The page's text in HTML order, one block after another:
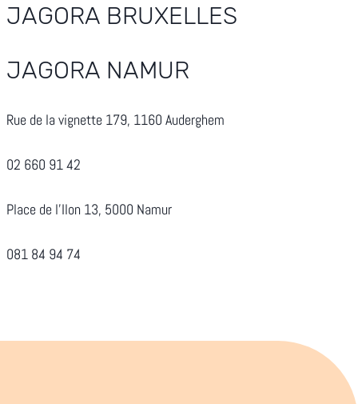
JAGORA BRUXELLES
JAGORA NAMUR
Rue de la vignette 179, 1160 Auderghem
02 660 91 42
Place de l’Ilon 13, 5000 Namur
081 84 94 74